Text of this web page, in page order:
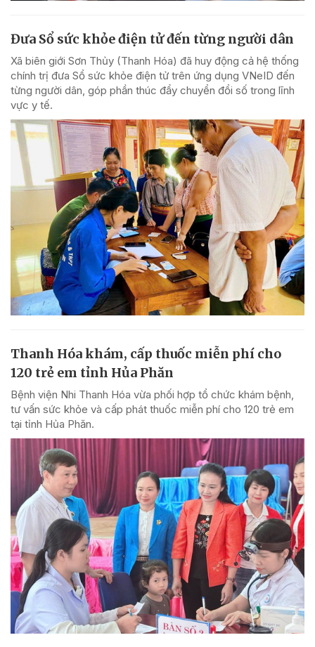
Đưa Sổ sức khỏe điện tử đến từng người dân
Xã biên giới Sơn Thủy (Thanh Hóa) đã huy động cả hệ thống
chính trị đưa Sổ sức khỏe điện tử trên ứng dụng VNeID đến
từng người dân, góp phần thúc đẩy chuyển đổi số trong lĩnh
vực y tế.
Thanh Hóa khám, cấp thuốc miễn phí cho
120 trẻ em tỉnh Hủa Phăn
Bệnh viện Nhi Thanh Hóa vừa phối hợp tổ chức khám bệnh,
tư vấn sức khỏe và cấp phát thuốc miễn phí cho 120 trẻ em
tại tỉnh Hủa Phăn.